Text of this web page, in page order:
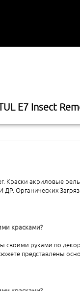
E7 Insect
Краски акриловые
Органических
красками?
своими руками по
представлены